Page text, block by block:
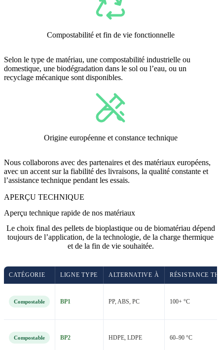
Compostabilité et fin de vie fonctionnelle
Selon le type de matériau, une compostabilité industrielle ou
domestique, une biodégradation dans le sol ou l’eau, ou un
recyclage mécanique sont disponibles.
Origine européenne et constance technique
Nous collaborons avec des partenaires et des matériaux européens,
avec un accent sur la fiabilité des livraisons, la qualité constante et
l’assistance technique pendant les essais.
APERÇU TECHNIQUE
Aperçu technique rapide de nos matériaux
Le choix final des pellets de bioplastique ou de biomatériau dépend
toujours de l’application, de la technologie, de la charge thermique
et de la fin de vie souhaitée.
CATÉGORIE LIGNE TYPE ALTERNATIVE À RÉSISTANCE
Compostable BP1 PP, ABS, PC 100+ °C
Compostable BP2 HDPE, LDPE 60–90 °C